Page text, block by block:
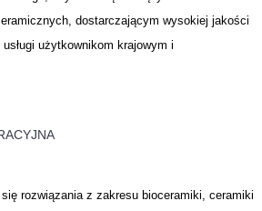
dostarczającym wysokiej jakości
użytkownikom krajowym i
rozwiązania z zakresu bioceramiki, ceramiki